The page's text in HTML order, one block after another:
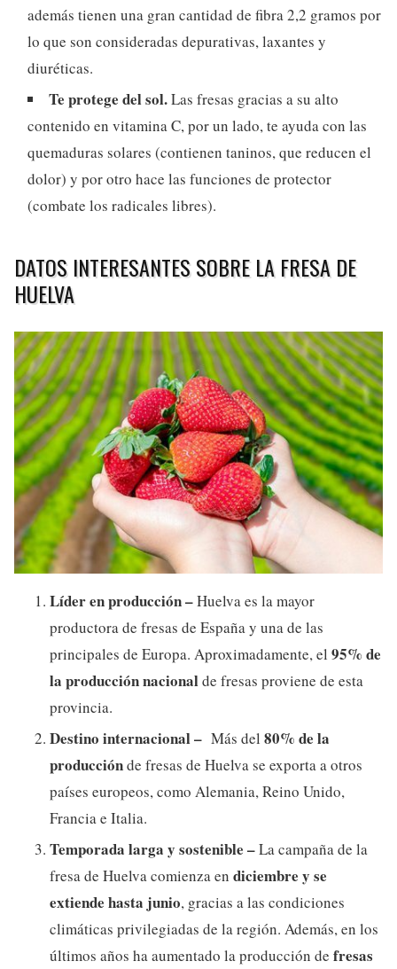
además tienen una gran cantidad de fibra 2,2 gramos por
lo que son consideradas depurativas, laxantes y
diuréticas.
Te protege del sol.Las fresas gracias a su alto
contenido en vitamina C, por un lado, te ayuda con las
quemaduras solares (contienen taninos, que reducen el
dolor) y por otro hace las funciones de protector
(combate los radicales libres).
DATOS INTERESANTES SOBRE LA FRESA DE
HUELVA
Líder en producción –Huelva es la mayor
productora de fresas de España y una de las
principales de Europa. Aproximadamente, el 95% de
la producción nacionalde fresas proviene de esta
provincia.
Destino internacional – Más del 80% de la
producciónde fresas de Huelva se exporta a otros
países europeos, como Alemania, Reino Unido,
Francia e Italia.
Temporada larga y sostenible –La campaña de la
fresa de Huelva comienza en diciembre y se
extiende hasta junio, gracias a las condiciones
climáticas privilegiadas de la región. Además, en los
últimos años ha aumentado la producción de fresas